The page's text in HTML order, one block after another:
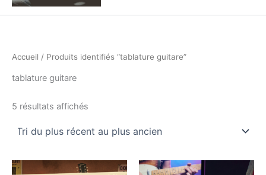
Accueil / Produits identifiés “tablature guitare”
tablature guitare
5 résultats affichés
récent